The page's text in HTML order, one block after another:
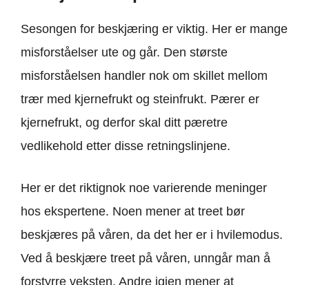
Sesongen for beskjæring er viktig. Her er mange
misforståelser ute og går. Den største
misforståelsen handler nok om skillet mellom
trær med kjernefrukt og steinfrukt. Pærer er
kjernefrukt, og derfor skal ditt pæretre
vedlikehold etter disse retningslinjene.
Her er det riktignok noe varierende meninger
hos ekspertene. Noen mener at treet bør
beskjæres på våren, da det her er i hvilemodus.
Ved å beskjære treet på våren, unngår man å
forstyrre veksten. Andre igjen mener at